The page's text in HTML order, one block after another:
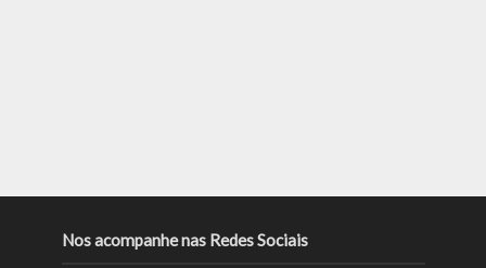
Nos acompanhe nas Redes Sociais